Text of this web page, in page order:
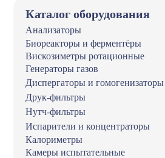
Каталог оборудования
Анализаторы
Биореакторы и ферментёры
Вискозиметры ротационные
Генераторы газов
Диспергаторы и гомогенизаторы
Друк-фильтры
Нутч-фильтры
Испарители и концентраторы
Калориметры
Камеры испытательные